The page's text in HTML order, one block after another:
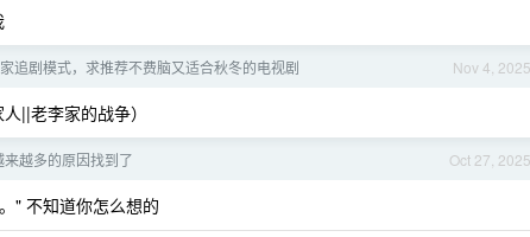
Nov 4, 2025
追剧模式，求推荐不费脑又适合秋冬的电视剧
||老李家的战争）
Oct 27, 2025
越多的原因找到了
" 不知道你怎么想的